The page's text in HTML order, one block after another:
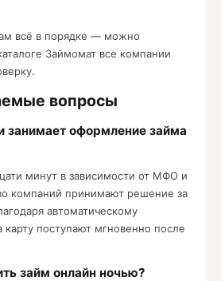
всё в порядке — можно
Займомат все компании
вопросы
занимает оформление займа
минут в зависимости от МФО и
компаний принимают решение за
автоматическому
карту поступают мгновенно после
займ онлайн ночью?